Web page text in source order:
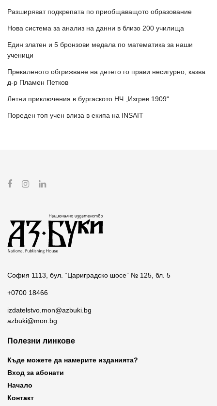
Разширяват подкрепата по приобщаващото образование
Нова система за анализ на данни в близо 200 училища
Един златен и 5 бронзови медала по математика за наши
ученици
Прекаленото обгрижване на детето го прави несигурно, казва
д-р Пламен Петков
Летни приключения в бургаското НЧ „Изгрев 1909“
Пореден топ учен влиза в екипа на INSAIT
София 1113, бул. “Цариградско шосе” № 125, бл. 5
+0700 18466
izdatelstvo.mon@azbuki.bg
azbuki@mon.bg
Полезни линкове
Къде можете да намерите изданията?
Вход за абонати
Начало
Контакт